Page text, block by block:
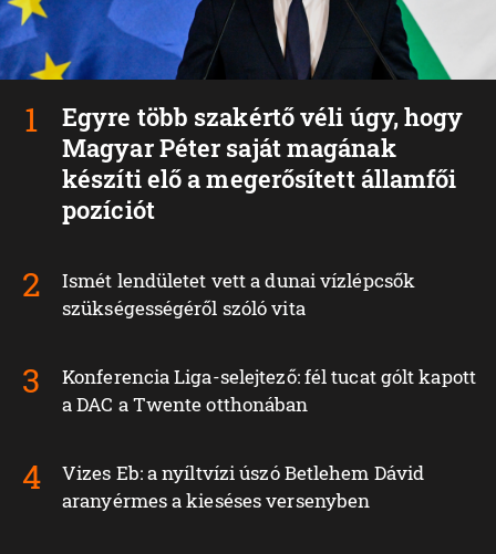
Egyre több szakértő véli úgy, hogy
Magyar Péter saját magának
készíti elő a megerősített államfői
pozíciót
Ismét lendületet vett a dunai vízlépcsők
szükségességéről szóló vita
Konferencia Liga-selejtező: fél tucat gólt kapott
a DAC a Twente otthonában
Vizes Eb: a nyíltvízi úszó Betlehem Dávid
aranyérmes a kieséses versenyben